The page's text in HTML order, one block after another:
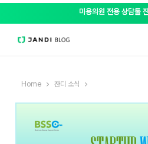
미용의원 전용 상담툴
Home 잔디 소식